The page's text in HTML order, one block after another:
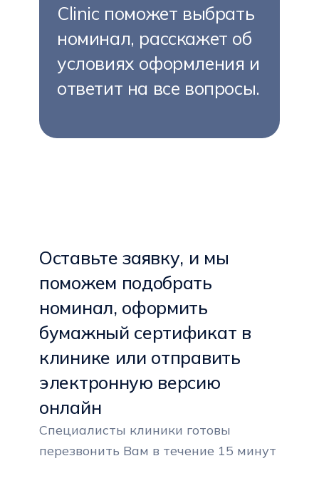
Clinic поможет выбрать
номинал, расскажет об
условиях оформления и
ответит на все вопросы.
Оставьте заявку, и мы
поможем подобрать
номинал, оформить
бумажный сертификат в
клинике или отправить
электронную версию
онлайн
Специалисты клиники готовы
перезвонить Вам в течение 15 минут